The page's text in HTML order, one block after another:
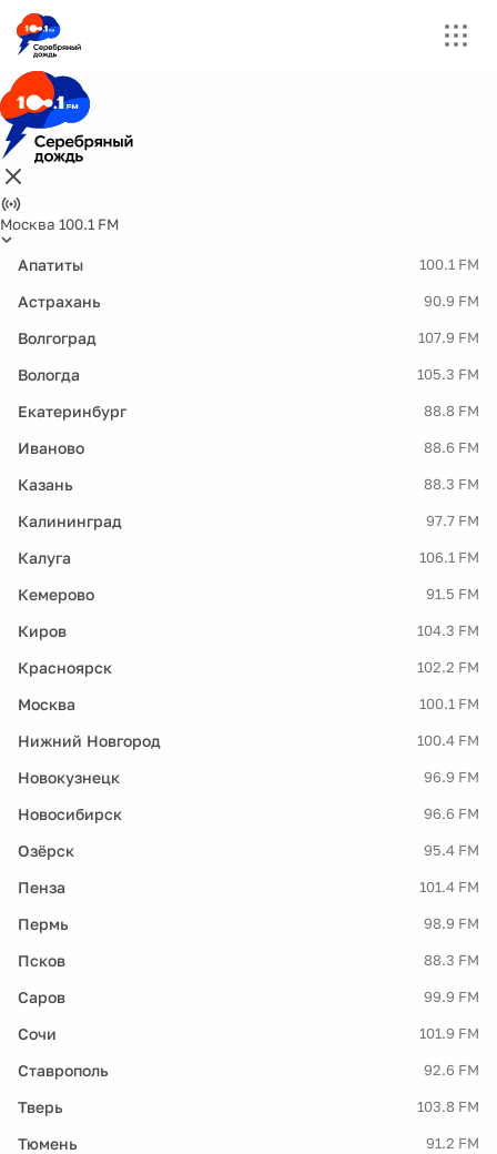
Москва 100.1 FM
Апатиты 100.1 FM
Астрахань 90.9 FM
Волгоград 107.9 FM
Вологда 105.3 FM
Екатеринбург 88.8 FM
Иваново 88.6 FM
Казань 88.3 FM
Калининград 97.7 FM
Калуга 106.1 FM
Кемерово 91.5 FM
Киров 104.3 FM
Красноярск 102.2 FM
Москва 100.1 FM
Нижний Новгород 100.4 FM
Новокузнецк 96.9 FM
Новосибирск 96.6 FM
Озёрск 95.4 FM
Пенза 101.4 FM
Пермь 98.9 FM
Псков 88.3 FM
Саров 99.9 FM
Сочи 101.9 FM
Ставрополь 92.6 FM
Тверь 103.8 FM
Тюмень 91.2 FM